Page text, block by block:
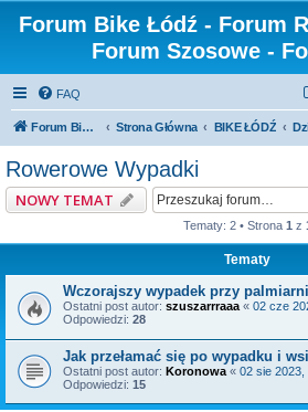
Forum Bike Łódź - Forum
Forum Szosowe -
FAQ
Forum Bike Łódź - Forum Rowerowe Łódź - Forum Szosowe - Forum MTB Strona Główna BIKE ŁÓDŹ
Rowerowe Wypadki
NOWY TEMAT
Tematy: 2 • Strona 1 z
Tematy
Wczorajszy wypadek przy palmiarni
Ostatni post autor: szuszarrraaa « 02 cze
Odpowiedzi: 28
Jak przełamać się po wypadku i
Ostatni post autor: Koronowa « 02 sie 2023,
Odpowiedzi: 15